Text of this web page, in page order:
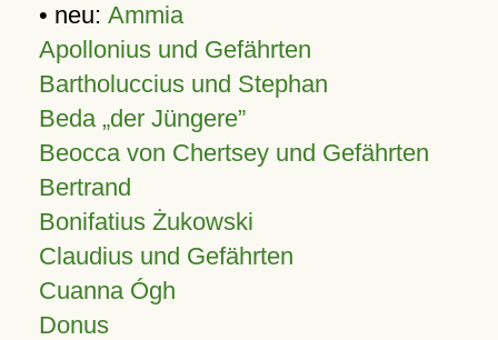
• neu: Ammia
Apollonius und Gefährten
Bartholuccius und Stephan
Beda „der Jüngere”
Beocca von Chertsey und Gefährten
Bertrand
Bonifatius Żukowski
Claudius und Gefährten
Cuanna Ógh
Donus